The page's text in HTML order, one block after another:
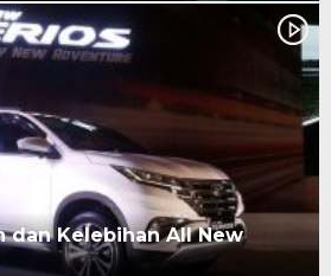
dan Kelebihan All New